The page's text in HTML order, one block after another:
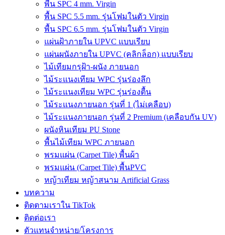
พื้น SPC 4 mm. Virgin
พื้น SPC 5.5 mm. รุ่นโฟมในตัว Virgin
พื้น SPC 6.5 mm. รุ่นโฟมในตัว Virgin
แผ่นฝ้าภายใน UPVC แบบเรียบ
แผ่นผนังภายใน UPVC (คลิกล็อก) แบบเรียบ
ไม้เทียมกรุฝ้า-ผนัง ภายนอก
ไม้ระแนงเทียม WPC รุ่นร่องลึก
ไม้ระแนงเทียม WPC รุ่นร่องตื้น
ไม้ระแนงภายนอก รุ่นที่ 1 (ไม่เคลือบ)
ไม้ระแนงภายนอก รุ่นที่ 2 Premium (เคลือบกัน UV)
ผนังหินเทียม PU Stone
พื้นไม้เทียม WPC ภายนอก
พรมแผ่น (Carpet Tile) พื้นผ้า
พรมแผ่น (Carpet Tile) พื้นPVC
หญ้าเทียม หญ้าสนาม Artificial Grass
บทความ
ติดตามเราใน TikTok
ติดต่อเรา
ตัวแทนจำหน่าย/โครงการ